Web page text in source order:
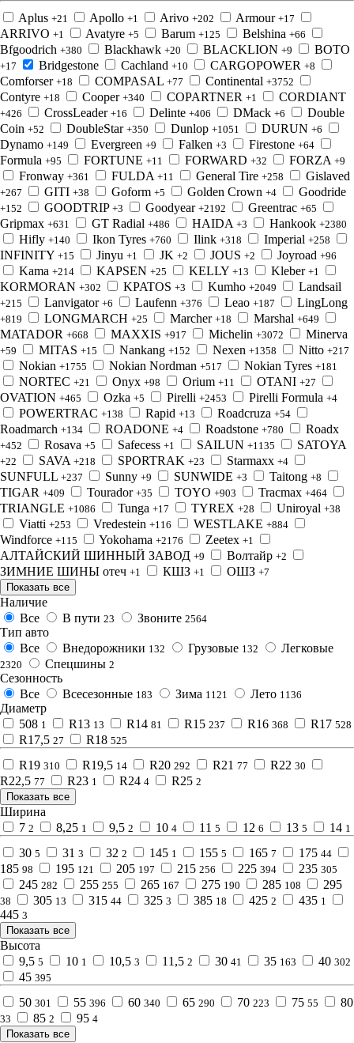
Aplus +21 Apollo +1 Arivo +202 Armour +17
ARRIVO +1 Avatyre +5 Barum +125 Belshina +66
Bfgoodrich +380 Blackhawk +20 BLACKLION +9 BOTO
+17 Bridgestone Cachland +10 CARGOPOWER +8
Comforser +18 COMPASAL +77 Continental +3752
Contyre +18 Cooper +340 COPARTNER +1 CORDIANT
+426 CrossLeader +16 Delinte +406 DMack +6
Double
Coin +52 DoubleStar +350 Dunlop +1051 DURUN +6
Dynamo +149 Evergreen +9 Falken +3 Firestone +64
Formula +95 FORTUNE +11 FORWARD +32 FORZA +9
Fronway +361 FULDA +11 General Tire +258 Gislaved
+267 GITI +38 Goform +5 Golden Crown +4 Goodride
+152 GOODTRIP +3 Goodyear +2192 Greentrac +65
Gripmax +631 GT Radial +486 HAIDA +3 Hankook +2380
Hifly +140 Ikon Tyres +760 Ilink +318 Imperial +258
INFINITY +15 Jinyu +1 JK +2 JOUS +2 Joyroad +96
Kama +214 KAPSEN +25 KELLY +13 Kleber +1
KORMORAN +302 KPATOS +3 Kumho +2049 Landsail
+215 Lanvigator +6 Laufenn +376 Leao +187 LingLong
+819 LONGMARCH +25 Marcher +18 Marshal +649
MATADOR +668 MAXXIS +917 Michelin +3072 Minerva
+59 MITAS +15 Nankang +152 Nexen +1358 Nitto +217
Nokian +1755 Nokian Nordman +517 Nokian Tyres +181
NORTEC +21 Onyx +98 Orium +11 OTANI +27
OVATION +465 Ozka +5 Pirelli +2453 Pirelli Formula +4
POWERTRAC +138 Rapid +13 Roadcruza +54
Roadmarch +134 ROADONE +4 Roadstone +780 Roadx
+452 Rosava +5 Safecess +1 SAILUN +1135 SATOYA
+22 SAVA +218 SPORTRAK +23 Starmaxx +4
SUNFULL +237 Sunny +9 SUNWIDE +3 Taitong +8
TIGAR +409 Tourador +35 TOYO +903 Tracmax +464
TRIANGLE +1086 Tunga +17 TYREX +28 Uniroyal +38
Viatti +253 Vredestein +116 WESTLAKE +884
Windforce +115 Yokohama +2176 Zeetex +1
АЛТАЙСКИЙ ШИННЫЙ ЗАВОД +9 Волтайр +2
ЗИМНИЕ ШИНЫ отеч +1 КШЗ +1 ОШЗ +7
Показать все
Наличие
Все
В пути 23 Звоните 2564
Тип авто
Все
Внедорожники 132 Грузовые 132 Легковые
2320 Спецшины 2
Сезонность
Все
Всесезонные 183 Зима 1121 Лето 1136
Диаметр
508 1 R13 13 R14 81 R15 237 R16 368 R17 528
R17,5 27 R18 525
R19 310 R19,5 14 R20 292 R21 77 R22 30
R22,5 77 R23 1 R24 4 R25 2
Показать все
Ширина
7 2 8,25 1 9,5 2 10 4 11 5 12 6 13 5 14 1
30 5 31 3 32 2 145 1 155 5 165 7 175 44
185 98 195 121 205 197 215 256 225 394 235 305
245 282 255 255 265 167 275 190 285 108 295
38 305 13 315 44 325 3 385 18 425 2 435 1
445 3
Показать все
Высота
9,5 5 10 1 10,5 3 11,5 2 30 41 35 163 40 302
45 395
50 301 55 396 60 340 65 290 70 223 75 55 80
33 85 2 95 4
Показать все